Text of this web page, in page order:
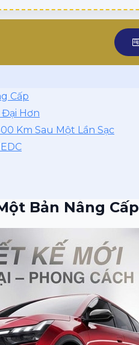
Cấp
Hơn
Km Sau Một Lần Sạc
Bản Nâng Cấp